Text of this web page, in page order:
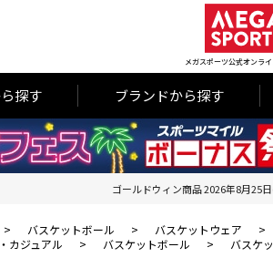
メガスポーツ公式オンラ
探す ブランドから探す
ゴールドウィン商品 2026年8月25
> バスケットボール > バスケットウェア >
カジュアル > バスケットボール > バスケ